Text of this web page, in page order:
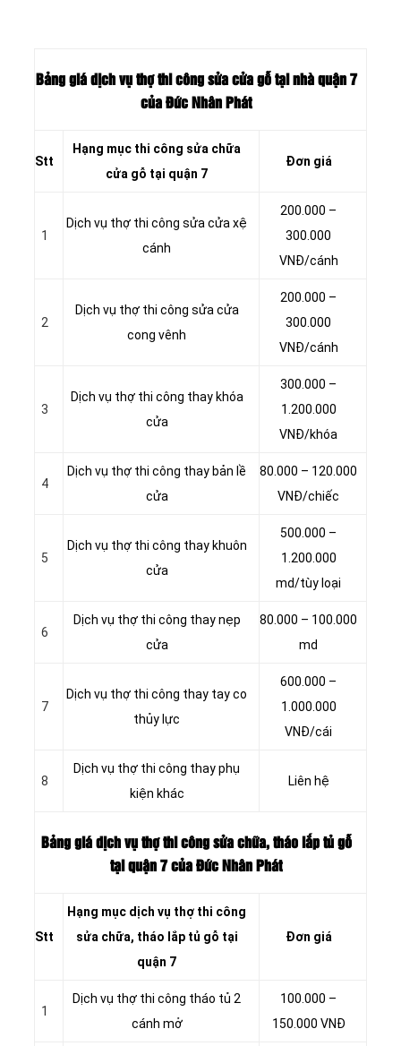
Bảng giá dịch vụ thợ thi công sửa cửa gỗ tại nhà quận 7
của Đức Nhân Phát
Stt
Hạng mục thi công sửa chữa
cửa gỗ tại quận 7
Đơn giá
1
Dịch vụ thợ thi công sửa cửa xệ
cánh
200.000 –
300.000
VNĐ/cánh
2
Dịch vụ thợ thi công sửa cửa
cong vênh
200.000 –
300.000
VNĐ/cánh
3
Dịch vụ thợ thi công thay khóa
cửa
300.000 –
1.200.000
VNĐ/khóa
4
Dịch vụ thợ thi công thay bản lề
cửa
80.000 – 120.000
VNĐ/chiếc
5
Dịch vụ thợ thi công thay khuôn
cửa
500.000 –
1.200.000
md/tùy loại
6
Dịch vụ thợ thi công thay nẹp
cửa
80.000 – 100.000
md
7
Dịch vụ thợ thi công thay tay co
thủy lực
600.000 –
1.000.000
VNĐ/cái
8
Dịch vụ thợ thi công thay phụ
kiện khác
Liên hệ
Bảng giá dịch vụ thợ thi công sửa chữa, tháo lắp tủ gỗ
tại quận 7 của Đức Nhân Phát
Stt
Hạng mục dịch vụ thợ thi công
sửa chữa, tháo lắp tủ gỗ tại
quận 7
Đơn giá
1
Dịch vụ thợ thi công tháo tủ 2
cánh mở
100.000 –
150.000 VNĐ